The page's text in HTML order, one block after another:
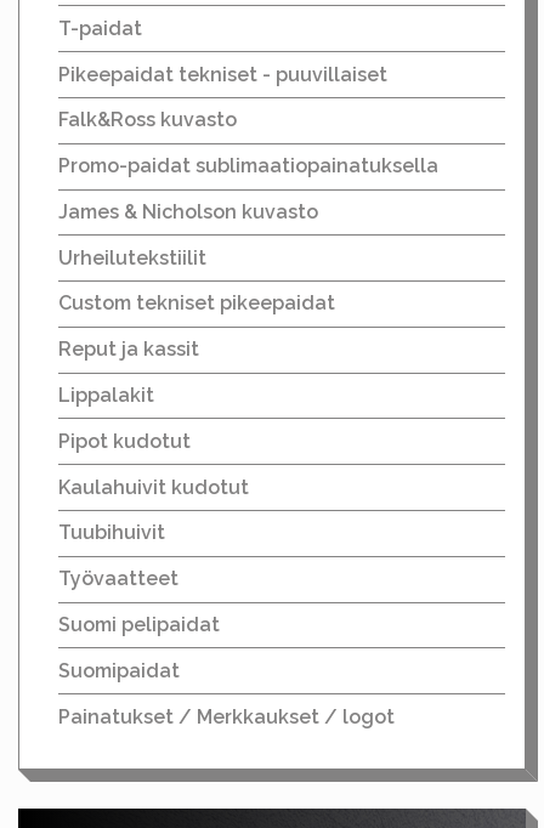
T-paidat
Pikeepaidat tekniset - puuvillaiset
Falk&Ross kuvasto
Promo-paidat sublimaatiopainatuksella
James & Nicholson kuvasto
Urheilutekstiilit
Custom tekniset pikeepaidat
Reput ja kassit
Lippalakit
Pipot kudotut
Kaulahuivit kudotut
Tuubihuivit
Työvaatteet
Suomi pelipaidat
Suomipaidat
Painatukset / Merkkaukset / logot